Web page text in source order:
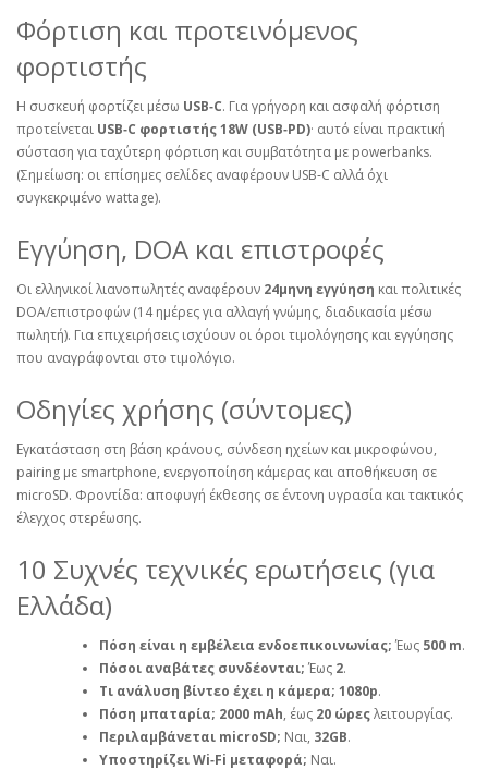
Φόρτιση και προτεινόμενος
φορτιστής
Η συσκευή φορτίζει μέσω USB‑C. Για γρήγορη και ασφαλή φόρτιση
προτείνεται USB‑C φορτιστής 18W (USB‑PD)· αυτό είναι πρακτική
σύσταση για ταχύτερη φόρτιση και συμβατότητα με powerbanks.
(Σημείωση: οι επίσημες σελίδες αναφέρουν USB‑C αλλά όχι
συγκεκριμένο wattage).
Εγγύηση, DOA και επιστροφές
Οι ελληνικοί λιανοπωλητές αναφέρουν 24μηνη εγγύηση και πολιτικές
DOA/επιστροφών (14 ημέρες για αλλαγή γνώμης, διαδικασία μέσω
πωλητή). Για επιχειρήσεις ισχύουν οι όροι τιμολόγησης και εγγύησης
που αναγράφονται στο τιμολόγιο.
Οδηγίες χρήσης (σύντομες)
Εγκατάσταση στη βάση κράνους, σύνδεση ηχείων και μικροφώνου,
pairing με smartphone, ενεργοποίηση κάμερας και αποθήκευση σε
microSD. Φροντίδα: αποφυγή έκθεσης σε έντονη υγρασία και τακτικός
έλεγχος στερέωσης.
10 Συχνές τεχνικές ερωτήσεις (για
Ελλάδα)
Πόση είναι η εμβέλεια ενδοεπικοινωνίας; Έως 500 m.
Πόσοι αναβάτες συνδέονται; Έως 2.
Τι ανάλυση βίντεο έχει η κάμερα; 1080p.
Πόση μπαταρία; 2000 mAh, έως 20 ώρεςλειτουργίας.
Περιλαμβάνεται microSD; Ναι, 32GB.
Υποστηρίζει Wi‑Fi μεταφορά; Ναι.